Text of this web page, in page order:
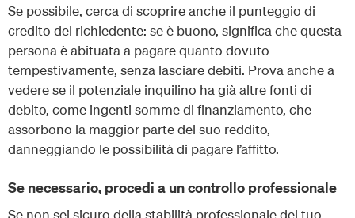
Se possibile, cerca di scoprire anche il punteggio di
credito del richiedente: se è buono, significa che questa
persona è abituata a pagare quanto dovuto
tempestivamente, senza lasciare debiti. Prova anche a
vedere se il potenziale inquilino ha già altre fonti di
debito, come ingenti somme di finanziamento, che
assorbono la maggior parte del suo reddito,
danneggiando le possibilità di pagare l’affitto.
Se necessario, procedi a un controllo professionale
Se non sei sicuro della stabilità professionale del tuo